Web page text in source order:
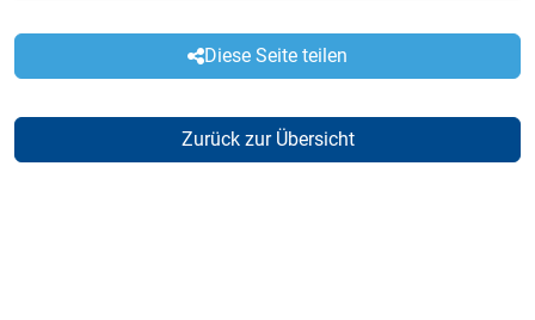
Diese Seite teilen
Zurück zur Übersicht